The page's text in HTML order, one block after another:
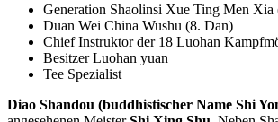
Generation Shaolinsi Xue Ting Men
Duan Wei China Wushu (8. Dan)
Chief Instruktor der 18 Luohan
Besitzer Luohan yuan
Tee Spezialist
Diao Shandou (buddhistischer Name Shi